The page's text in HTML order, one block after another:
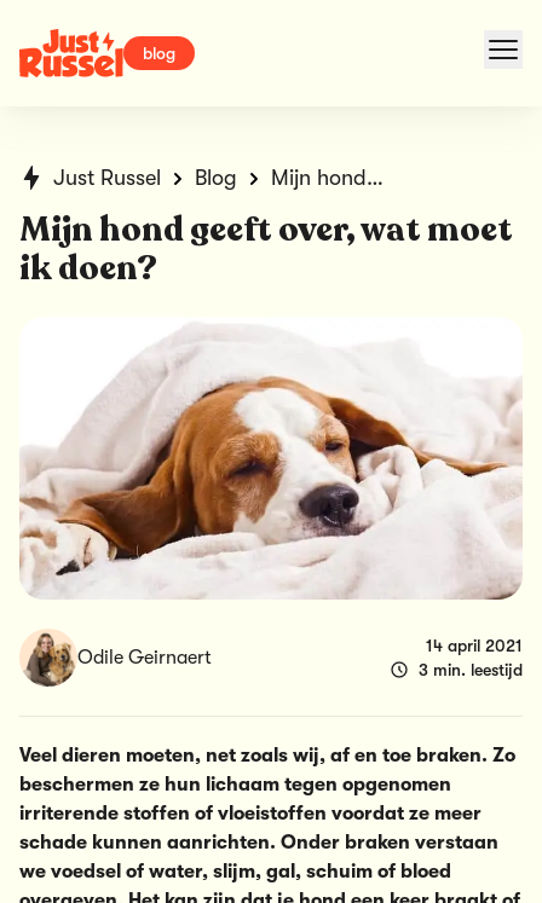
blog
Just Russel Blog Mijn hond geeft over, wat moet ik doen?
Mijn hond geeft over, wat moet
ik doen?
Odile Geirnaert
14 april 2021
3 min. leestijd
Veel dieren moeten, net zoals wij, af en toe braken. Zo
beschermen ze hun lichaam tegen opgenomen
irriterende stoffen of vloeistoffen voordat ze meer
schade kunnen aanrichten. Onder braken verstaan
we voedsel of water, slijm, gal, schuim of bloed